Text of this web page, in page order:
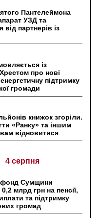
Пантелеймона
УЗД та
від партнерів із
із
про нові
підтримку
громади
книжок згоріли.
«Ранку» та іншим
відновитися
4 серпня
фонд Сумщини
млрд грн на пенсії,
та підтримку
громад